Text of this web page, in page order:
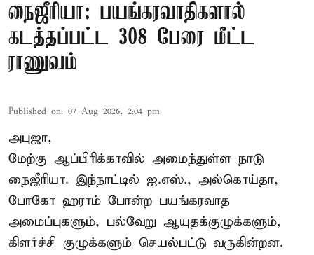
நைஜீரியா: பயங்கரவாதிகளால்
கடத்தப்பட்ட 308 பேரை மீட்ட
ராணுவம்
Published on: 07 Aug 2026, 2:04 pm
அபுஜா,
மேற்கு ஆப்பிரிக்காவில் அமைந்துள்ள நாடு
நைஜீரியா. இந்நாட்டில் ஐ.எஸ்., அல்கொய்தா,
போகோ ஹராம் போன்ற பயங்கரவாத
அமைப்புகளும், பல்வேறு ஆயுதக்குழுக்களும்,
கிளர்ச்சி குழுக்களும் செயல்பட்டு வருகின்றன.